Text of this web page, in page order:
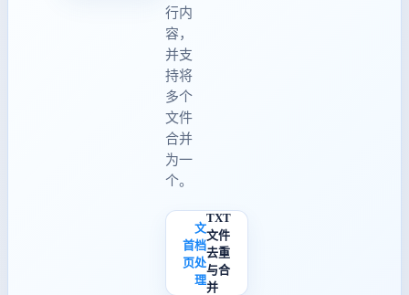
行内
容，
并支
持将
多个
文件
合并
为一
个。
首
页
文
档
处
理
TXT
文件
去重
与合
并